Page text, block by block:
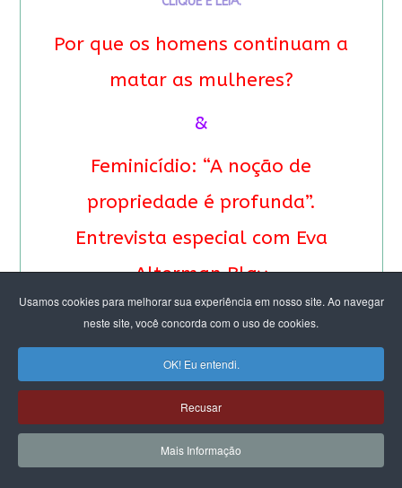
Usamos cookies para melhorar sua experiência em nosso site. Ao navegar
neste site, você concorda com o uso de cookies.
OK! Eu entendi.
Recusar
Mais Informação
Por que os homens continuam a
matar as mulheres?
&
Feminicídio: “A noção de
propriedade é profunda”.
Entrevista especial com Eva
Alterman Blay